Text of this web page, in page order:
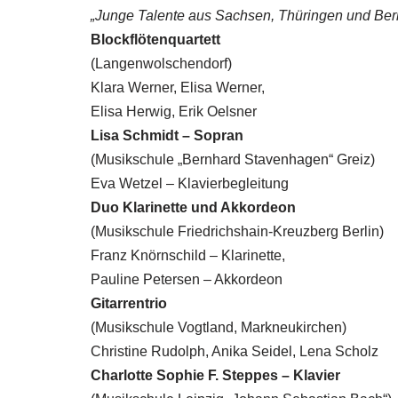
„Junge Talente aus Sachsen, Thüringen und
Blockflötenquartett
(Langenwolschendorf)
Klara Werner, Elisa Werner,
Elisa Herwig, Erik Oelsner
Lisa Schmidt – Sopran
(Musikschule „Bernhard Stavenhagen“ Greiz)
Eva Wetzel – Klavierbegleitung
Duo Klarinette und Akkordeon
(Musikschule Friedrichshain-Kreuzberg Berlin)
Franz Knörnschild – Klarinette,
Pauline Petersen – Akkordeon
Gitarrentrio
(Musikschule Vogtland, Markneukirchen)
Christine Rudolph, Anika Seidel, Lena Scholz
Charlotte Sophie F. Steppes – Klavier